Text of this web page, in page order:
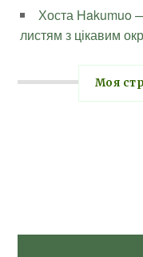
Хоста Hakumuo
листям з цікавим
Моя